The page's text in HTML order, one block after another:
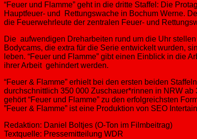
“Feuer und Flamme” geht in die dritte Staffel: Die
Hauptfeuer- und Rettungswache in Bochum Werne.
die Feuerwehrleute der zentralen Feuer- und
Die aufwendigen Dreharbeiten rund um die Uhr
Bodycams, die extra für die Serie entwickelt wurden,
leben. “Feuer und Flamme” gibt einen Einblick in die
ihrer Arbeit gehindert werden.​​
“Feuer & Flamme” erhielt bei den ersten beiden
durchschnittlich 350 000 Zuschauer*rinnen in NRW
gehört “Feuer und Flamme” zu den erfolgreichsten
​​”Feuer & Flamme” ist eine Produktion von SEO
Redaktion: Daniel Boltjes (O-Ton im Filmbeitrag)
Textquelle: Pressemitteilung WDR